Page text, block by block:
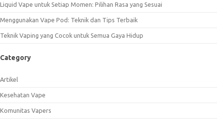
Liquid Vape untuk Setiap Momen: Pilihan Rasa yang Sesuai
Menggunakan Vape Pod: Teknik dan Tips Terbaik
Teknik Vaping yang Cocok untuk Semua Gaya Hidup
Category
Artikel
Kesehatan Vape
Komunitas Vapers